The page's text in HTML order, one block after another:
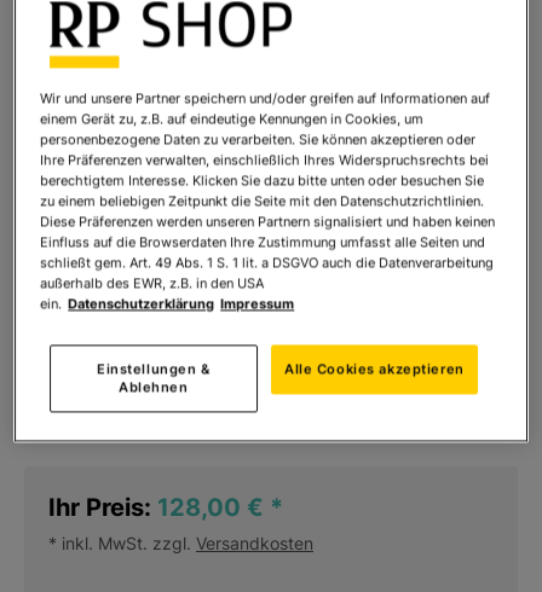
Chagall: Der Wartende unter
Blumenstrauß
5451020
Sofort lieferbar
Ihr Preis: 128,00 € *
* inkl. MwSt. zzgl. Versandkosten
Wir und unsere Partner speichern und/oder greifen auf Informationen auf
einem Gerät zu, z.B. auf eindeutige Kennungen in Cookies, um
personenbezogene Daten zu verarbeiten. Sie können akzeptieren oder
Ihre Präferenzen verwalten, einschließlich Ihres Widerspruchsrechts bei
berechtigtem Interesse. Klicken Sie dazu bitte unten oder besuchen Sie
zu einem beliebigen Zeitpunkt die Seite mit den Datenschutzrichtlinien.
Diese Präferenzen werden unseren Partnern signalisiert und haben keinen
Einfluss auf die Browserdaten Ihre Zustimmung umfasst alle Seiten und
schließt gem. Art. 49 Abs. 1 S. 1 lit. a DSGVO auch die Datenverarbeitung
außerhalb des EWR, z.B. in den USA
ein. Datenschutzerklärung Impressum
Einstellungen &
Ablehnen
Alle Cookies akzeptieren